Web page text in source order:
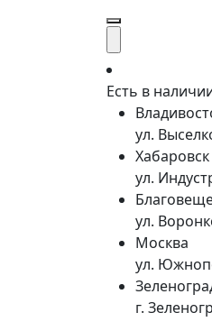
Есть в
ул.
Хабаровск
ул.
ул.
Москва
ул.
г.